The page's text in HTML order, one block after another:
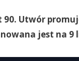
Utwór
jest na 9